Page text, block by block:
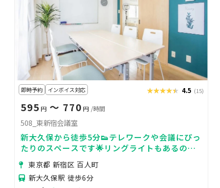
即時予約 インボイス対応 ★★★★★
★★★★★ 4.5 (15)
595 円〜 770 円 /時間
508_東新宿会議室
新大久保から徒歩5分👟テレワークや会議にぴっ
たりのスペースです🌟リングライトもあるので
撮影や配信にも！🎥
東京都 新宿区 百人町
新大久保駅 徒歩6分